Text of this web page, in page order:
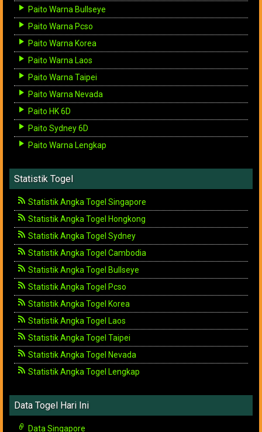
Paito Warna Bullseye
Paito Warna Pcso
Paito Warna Korea
Paito Warna Laos
Paito Warna Taipei
Paito Warna Nevada
Paito HK 6D
Paito Sydney 6D
Paito Warna Lengkap
Statistik Togel
Statistik Angka Togel Singapore
Statistik Angka Togel Hongkong
Statistik Angka Togel Sydney
Statistik Angka Togel Cambodia
Statistik Angka Togel Bullseye
Statistik Angka Togel Pcso
Statistik Angka Togel Korea
Statistik Angka Togel Laos
Statistik Angka Togel Taipei
Statistik Angka Togel Nevada
Statistik Angka Togel Lengkap
Data Togel Hari Ini
Data Singapore